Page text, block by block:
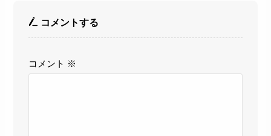
コメントする
コメント ※